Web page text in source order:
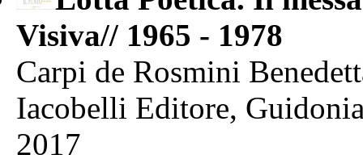
Visiva// 1965 - 1978
Carpi de Rosmini
Iacobelli Editore,
2017